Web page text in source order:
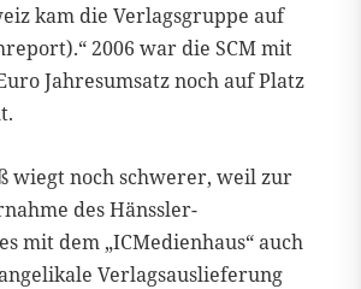
kam die Verlagsgruppe auf
2006 war die SCM mit
Jahresumsatz noch auf Platz
wiegt noch schwerer, weil zur
des Hänssler-
mit dem „ICMedienhaus“ auch
Verlagsauslieferung